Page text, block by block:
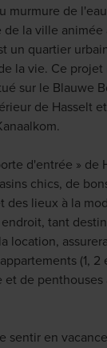
murmure de
la ville animée
un quartier
la vie. Ce
sur le Blauwe
de Hasselt
d'entrée » de
chics, de
des lieux à la
tant
location,
(1, 2
et de
sentir en